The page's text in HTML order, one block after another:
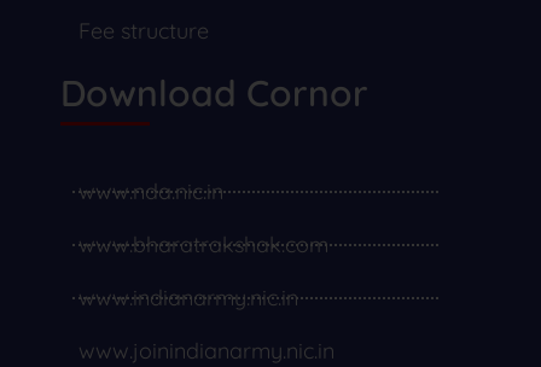
Fee structure
Download Cornor
www.nda.nic.in
www.bharatrakshak.com
www.indianarmy.nic.in
www.joinindianarmy.nic.in